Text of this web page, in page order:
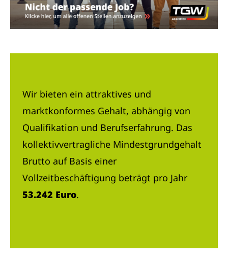
Wir bieten ein attraktives und
marktkonformes Gehalt, abhängig von
Qualifikation und Berufserfahrung. Das
kollektivvertragliche Mindestgrundgehalt
Brutto auf Basis einer
Vollzeitbeschäftigung beträgt pro Jahr
53.242 Euro.